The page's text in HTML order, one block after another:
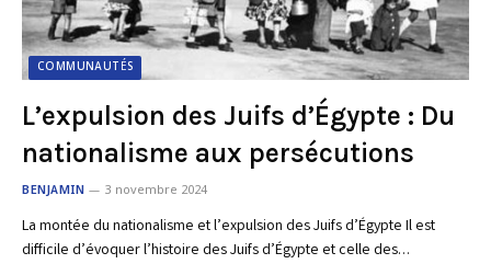
COMMUNAUTÉS
L’expulsion des Juifs d’Égypte : Du
nationalisme aux persécutions
BENJAMIN 3 novembre 2024
La montée du nationalisme et l’expulsion des Juifs d’Égypte Il est
difficile d’évoquer l’histoire des Juifs d’Égypte et celle des…